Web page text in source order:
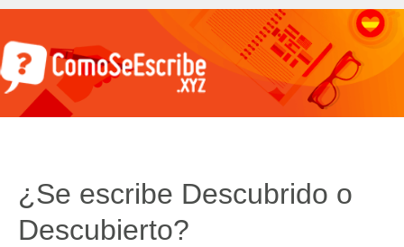
¿Se escribe Descubrido o
Descubierto?